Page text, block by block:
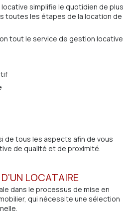
simplifie le quotidien de plus
toutes les étapes de la location de
tout le service de gestion locative
de tous les aspects afin de vous
de qualité et de proximité.
LOCATAIRE
dans le processus de mise en
qui nécessite une sélection